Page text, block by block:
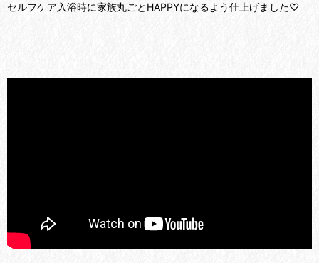
セルフケア入浴時に家族丸ごとHAPPYになるよう仕上げました♡